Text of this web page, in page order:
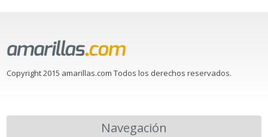
Copyright 2015 amarillas.com Todos los derechos reservados.
Navegación